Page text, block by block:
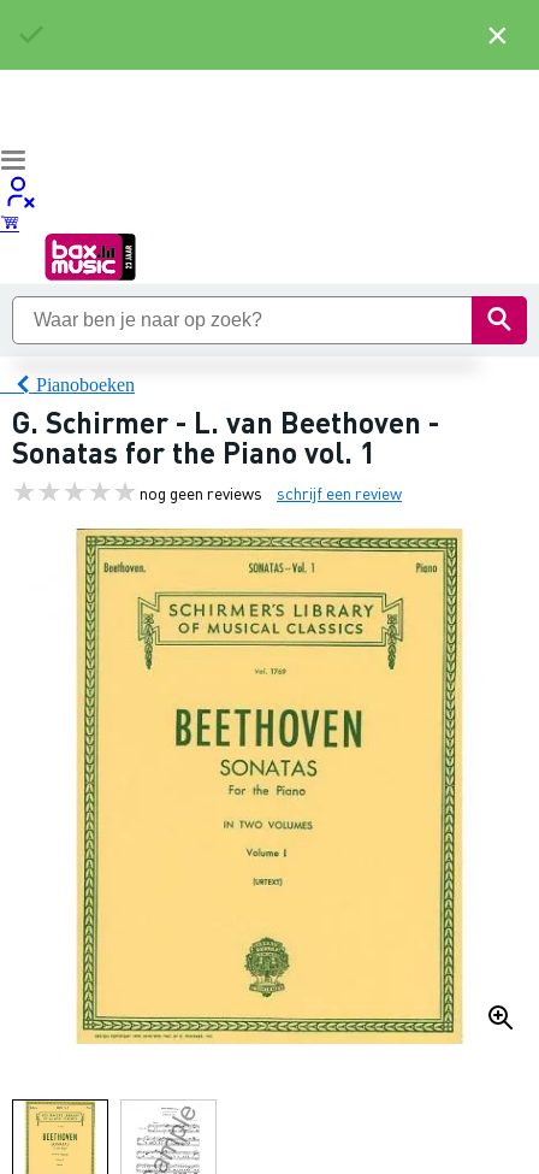
Pianoboeken
G. Schirmer - L. van Beethoven -
Sonatas for the Piano vol. 1
nog geen reviews schrijf een review
×